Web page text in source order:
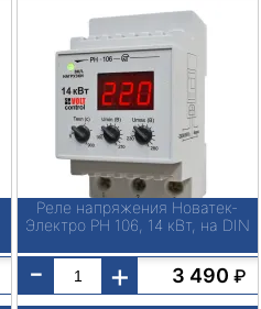
Реле напряжения Новатек-
Электро РН 106, 14 кВт, на DIN
- + 3 490 ₽